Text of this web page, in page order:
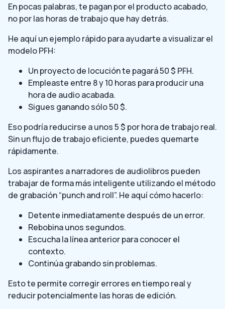
En pocas palabras, te pagan por el producto acabado,
no por las horas de trabajo que hay detrás.
He aquí un ejemplo rápido para ayudarte a visualizar el
modelo PFH:
Un proyecto de locución te pagará 50 $ PFH.
Empleaste entre 8 y 10 horas para producir una
hora de audio acabada.
Sigues ganando sólo 50 $.
Eso podría reducirse a unos 5 $ por hora de trabajo real.
Sin un flujo de trabajo eficiente, puedes quemarte
rápidamente.
Los aspirantes a narradores de audiolibros pueden
trabajar de forma más inteligente utilizando el método
de grabación “punch and roll”. He aquí cómo hacerlo:
Detente inmediatamente después de un error.
Rebobina unos segundos.
Escucha la línea anterior para conocer el
contexto.
Continúa grabando sin problemas.
Esto te permite corregir errores en tiempo real y
reducir potencialmente las horas de edición.